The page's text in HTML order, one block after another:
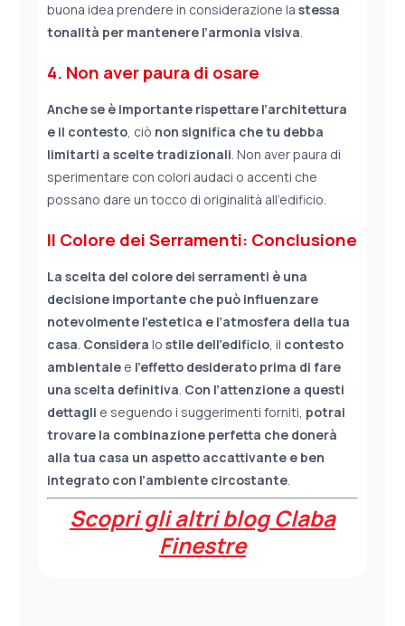
buona idea prendere in considerazione lastessa
tonalità per mantenere l’armonia visiva.
4. Non aver paura di osare
Anche se è importante rispettare l’architettura
e il contesto, ciò non significa che tu debba
limitarti a scelte tradizionali. Non aver paura di
sperimentare con colori audaci o accenti che
possano dare un tocco di originalità all’edificio.
Il Colore dei Serramenti: Conclusione
La scelta del colore dei serramenti è una
decisione importante che può influenzare
notevolmente l’estetica e l’atmosfera della tua
casa. Considera lostile dell’edificio, il contesto
ambientale e l’effetto desiderato prima di fare
una scelta definitiva. Con l’attenzione a questi
dettagli e seguendo i suggerimenti forniti, potrai
trovare la combinazione perfetta che donerà
alla tua casa un aspetto accattivante e ben
integrato con l’ambiente circostante.
Scopri gli altri blog Claba
Finestre